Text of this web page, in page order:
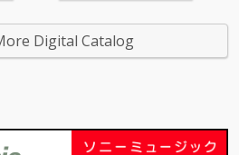
Digital Catalog